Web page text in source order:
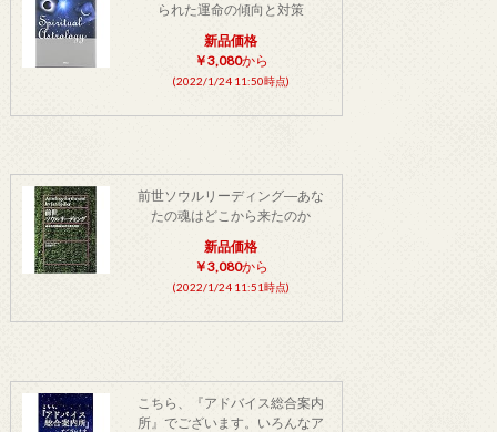
られた運命の傾向と対策
新品価格
￥3,080から
(2022/1/24 11:50時点)
前世ソウルリーディング―あな
たの魂はどこから来たのか
新品価格
￥3,080から
(2022/1/24 11:51時点)
こちら、『アドバイス総合案内
所』でございます。いろんなア